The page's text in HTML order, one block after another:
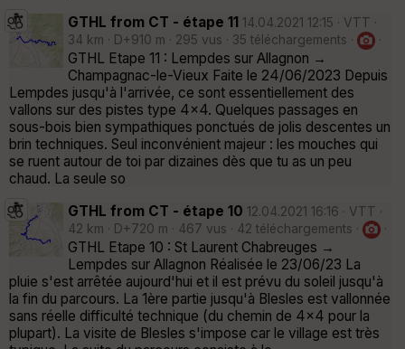
GTHL from CT - étape 11 14.04.2021 12:15 · VTT ·
34 km · D+910 m · 295 vus · 35 téléchargements ·
·
GTHL Etape 11 : Lempdes sur Allagnon →
Champagnac-le-Vieux Faite le 24/06/2023 Depuis
Lempdes jusqu'à l'arrivée, ce sont essentiellement des
vallons sur des pistes type 4x4. Quelques passages en
sous-bois bien sympathiques ponctués de jolis descentes un
brin techniques. Seul inconvénient majeur : les mouches qui
se ruent autour de toi par dizaines dès que tu as un peu
chaud. La seule so
GTHL from CT - étape 10 12.04.2021 16:16 · VTT ·
42 km · D+720 m · 467 vus · 42 téléchargements ·
·
GTHL Etape 10 : St Laurent Chabreuges →
Lempdes sur Allagnon Réalisée le 23/06/23 La
pluie s'est arrêtée aujourd'hui et il est prévu du soleil jusqu'à
la fin du parcours. La 1ère partie jusqu'à Blesles est vallonnée
sans réelle difficulté technique (du chemin de 4x4 pour la
plupart). La visite de Blesles s'impose car le village est très